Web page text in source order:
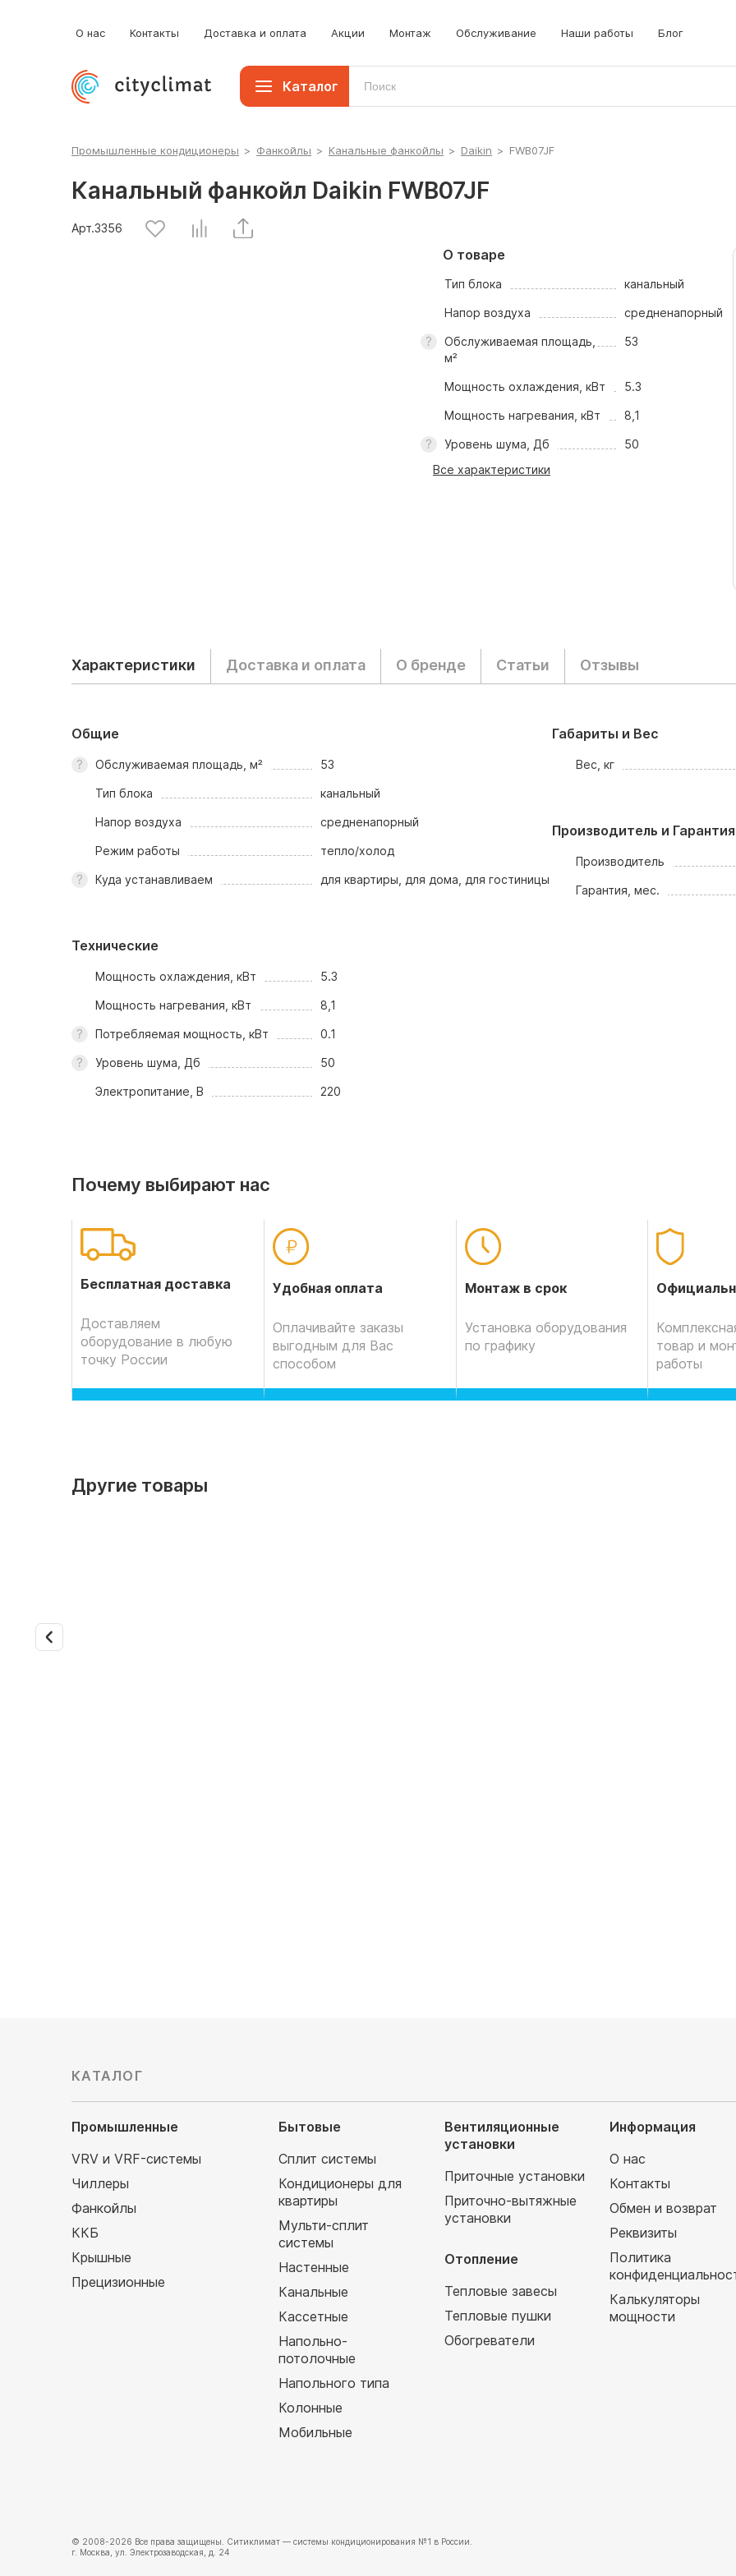
О нас Контакты Доставка и оплата Акции Монтаж Обслуживание Наши работы Блог
Каталог
Крышные кондиционеры
Промышленные кондиционеры > Фанкойлы > Канальные фанкойлы > Daikin > FWB07JF
Канальный фанкойл Daikin FWB07JF
Арт.3356
О товаре
Тип блока канальный
Напор воздуха средненапорный
Обслуживаемая площадь,
м²
53
Мощность охлаждения, кВт 5.3
Мощность нагревания, кВт 8,1
Уровень шума, Дб
50
Все характеристики
Характеристики Доставка и оплата О бренде Статьи Отзывы
Общие
Обслуживаемая площадь, м² 53
Тип блока канальный
Напор воздуха средненапорный
Режим работы тепло/холод
Куда устанавливаем для квартиры, для дома, для гостиницы
Технические
Мощность охлаждения, кВт 5.3
Мощность нагревания, кВт 8,1
Потребляемая мощность, кВт 0.1
Уровень шума, Дб 50
Электропитание, В 220
Габариты и Вес
Вес, кг
Производитель и Гарантия
Производитель
Гарантия, мес.
Почему выбирают нас
Бесплатная доставка
Доставляем
оборудование в любую
точку России
Удобная оплата
Оплачивайте заказы
выгодным для Вас
способом
Монтаж в срок
Установка оборудования
по графику
товар и
работы
Другие товары
КАТАЛОГ
Промышленные
VRV и VRF-системы
Чиллеры
Фанкойлы
ККБ
Крышные
Прецизионные
Бытовые
Сплит системы
Кондиционеры для
квартиры
Мульти-сплит
системы
Настенные
Канальные
Кассетные
Напольно-
потолочные
Напольного типа
Колонные
Мобильные
Вентиляционные
установки
Приточные установки
Приточно-вытяжные
установки
Отопление
Тепловые завесы
Тепловые пушки
Обогреватели
Информация
О нас
Контакты
Обмен и возврат
Реквизиты
Политика
Калькуляторы
мощности
© 2008-2026 Все права защищены. Ситиклимат — системы кондиционирования №1 в России.
г. Москва, ул. Электрозаводская, д. 24